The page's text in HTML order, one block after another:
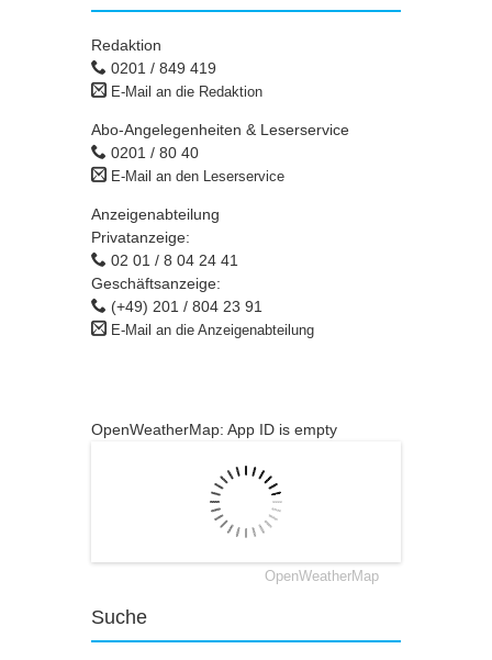
Redaktion
0201 / 849 419
E-Mail an die Redaktion
Abo-Angelegenheiten & Leserservice
0201 / 80 40
E-Mail an den Leserservice
Anzeigenabteilung
Privatanzeige:
02 01 / 8 04 24 41
Geschäftsanzeige:
(+49) 201 / 804 23 91
E-Mail an die Anzeigenabteilung
OpenWeatherMap: App ID is empty
OpenWeatherMap
Suche